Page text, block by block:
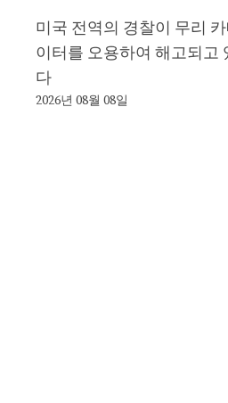
미국 전역의 경찰이 무리
이터를 오용하여 해고되고
다
2026년 08월 08일